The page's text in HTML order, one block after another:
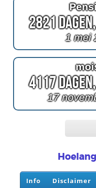
2821
1 mei
4117
17
Info Disclaimer